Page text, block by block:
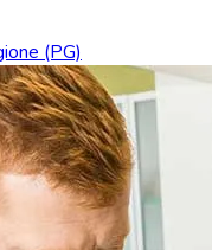
(PG)